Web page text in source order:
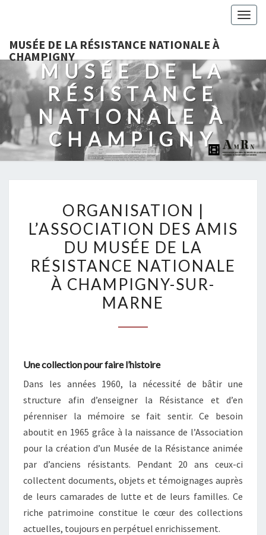
MUSÉE DE LA RÉSISTANCE NATIONALE À
CHAMPIGNY
MUSÉE DE LA
RÉSISTANCE
NATIONALE À
CHAMPIGNY
|
L’ASSOCIATION
DES
AMIS
DU
MUSÉE
DE
LA
CHAMPIGNY-
SUR-
MARNE
ORGANISATION |
L’ASSOCIATION DES AMIS
DU MUSÉE DE LA
RÉSISTANCE NATIONALE
À CHAMPIGNY-SUR-
MARNE
Une collection pour faire l’histoire
Dans les années 1960, la nécessité de bâtir une
structure afin d’enseigner la Résistance et d’en
pérenniser la mémoire se fait sentir. Ce besoin
aboutit en 1965 grâce à la naissance de l’Association
pour la création d’un Musée de la Résistance animée
par d’anciens résistants. Pendant 20 ans ceux-ci
collectent documents, objets et témoignages auprès
de leurs camarades de lutte et de leurs familles. Ce
riche patrimoine constitue le cœur des collections
actuelles, toujours en perpétuel enrichissement.